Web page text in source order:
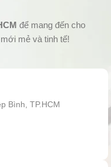
để mang đến cho
mẻ và tinh tế!
Bình, TP.HCM